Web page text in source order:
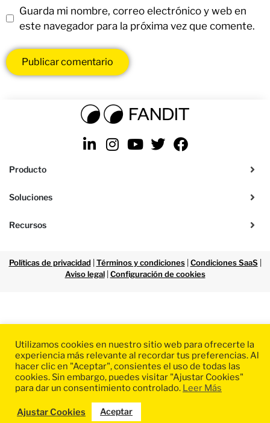
Guarda mi nombre, correo electrónico y web en
este navegador para la próxima vez que comente.
Producto
Soluciones
Recursos
Políticas de privacidad Términos y condiciones| Condiciones SaaS
Aviso legal| Configuración de cookies
Utilizamos cookies en nuestro sitio web para ofrecerte la
experiencia más relevante al recordar tus preferencias. Al
hacer clic en "Aceptar", consientes el uso de todas las
cookies. Sin embargo, puedes visitar "Ajustar Cookies"
para dar un consentimiento controlado. Leer Más
Ajustar Cookies Aceptar